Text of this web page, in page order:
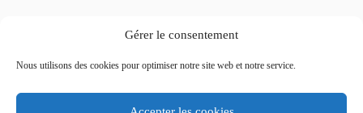
Gérer le consentement
Nous utilisons des cookies pour optimiser notre site web et notre service.
Notre métier
Type d’interprétation
Questions fréquentes